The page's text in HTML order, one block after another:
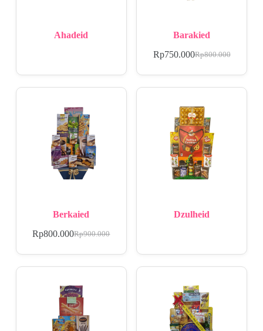
Ahadeid Barakied
Rp800.000
Rp750.000
Berkaied
Rp900.000
Rp800.000
Dzulheid